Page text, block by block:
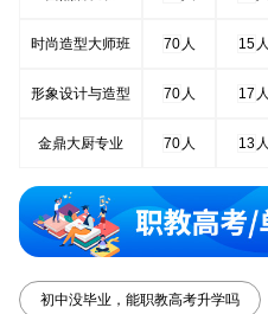
时尚造型大师班 70 人 15 人
形象设计与造型 70 人 17 人
金鼎大厨专业 70 人 13 人
菁英西点专业 11人
厨师长研修班 12
西点店长班 70人 20人
初中没毕业，能职教高考升学吗